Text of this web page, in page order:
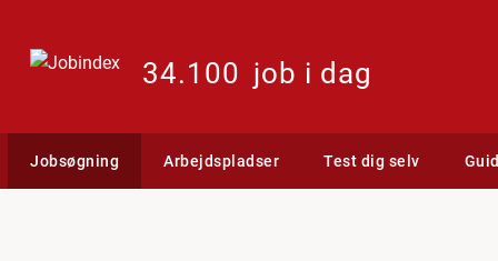
34.100 job i dag
Jobsøgning Arbejdspladser Test dig selv